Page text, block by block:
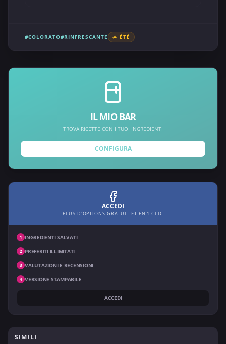
#COLORATO#RINFRESCANTE ☀️ ÉTÉ
IL MIO BAR
TROVA RICETTE CON I TUOI INGREDIENTI
CONFIGURA
ACCEDI
PLUS D'OPTIONS GRATUIT ET EN 1 CLIC
1 INGREDIENTI SALVATI
2 PREFERITI ILLIMITATI
3 VALUTAZIONI E RECENSIONI
4 VERSIONE STAMPABILE
ACCEDI
SIMILI